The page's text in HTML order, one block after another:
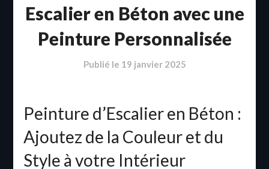
Escalier en Béton avec une
Peinture Personnalisée
Publié le 19 janvier 2025
Peinture d’Escalier en Béton :
Ajoutez de la Couleur et du
Style à votre Intérieur